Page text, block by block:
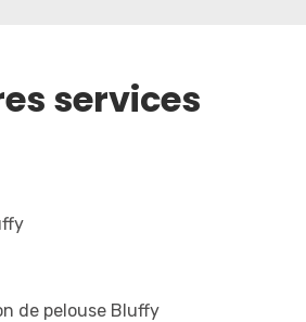
services
de pelouse Bluffy